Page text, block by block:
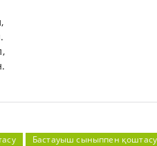
Бастауыш сыныппен қоштасу